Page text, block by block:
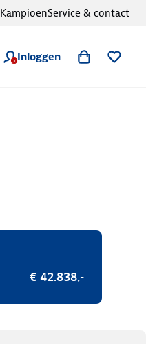
Inloggen
KampioenService & contact
€ 42.838,-